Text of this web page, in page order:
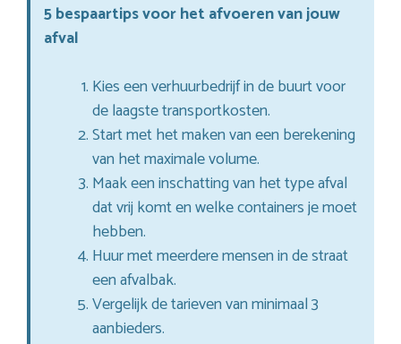
5 bespaartips voor het afvoeren van jouw
afval
Kies een verhuurbedrijf in de buurt voor
de laagste transportkosten.
Start met het maken van een berekening
van het maximale volume.
Maak een inschatting van het type afval
dat vrij komt en welke containers je moet
hebben.
Huur met meerdere mensen in de straat
een afvalbak.
Vergelijk de tarieven van minimaal 3
aanbieders.